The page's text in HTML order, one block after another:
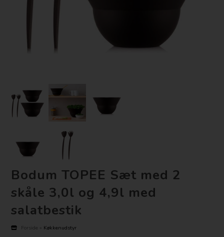
Bodum TOPEE Sæt med 2
skåle 3,0l og 4,9l med
salatbestik
Forside » Køkkenudstyr